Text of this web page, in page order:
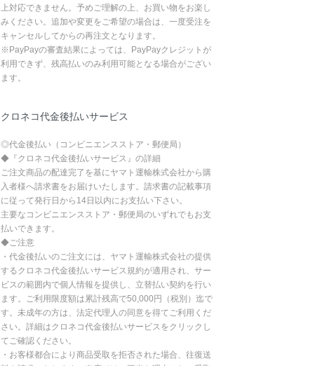
上対応できません。予めご理解の上、お買い物をお楽し
みください。追加や変更をご希望の場合は、一度受注を
キャンセルしてからの再注文となります。
※PayPayの審査結果によっては、PayPayクレジットが
利用できず、残高払いのみ利用可能となる場合がござい
ます。
クロネコ代金後払いサービス
◎代金後払い（コンビニエンスストア・郵便局）
◆『クロネコ代金後払いサービス』の詳細
ご注文商品の配達完了を基にヤマト運輸株式会社から購
入者様へ請求書をお届けいたします。請求書の記載事項
に従って発行日から14日以内にお支払い下さい。
主要なコンビニエンスストア・郵便局のいずれでもお支
払いできます。
◆ご注意
・代金後払いのご注文には、ヤマト運輸株式会社の提供
するクロネコ代金後払いサービス規約が適用され、サー
ビスの範囲内で個人情報を提供し、立替払い契約を行い
ます。ご利用限度額は累計残高で50,000円（税別）迄で
す。未成年の方は、法定代理人の同意を得てご利用くだ
さい。詳細はクロネコ代金後払いサービスをクリックし
てご確認ください。
・お客様都合により商品受取を拒否された場合、往復送